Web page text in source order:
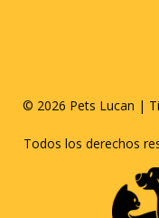
© 2026 Pets Lucan |
Todos los derechos